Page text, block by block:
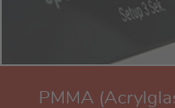
PMMA